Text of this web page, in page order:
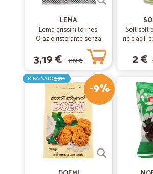
LEMA
Lema grissini torinesi
Orazio ristorante senza
olio di palma x30 gr.450
3,19 € 3,39 €
Soft soft
riciclabili
2 €
-9%
RIBASSATO3,59€